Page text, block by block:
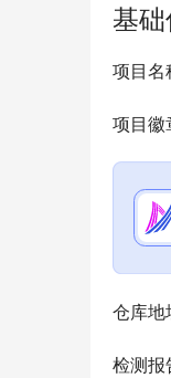
基
项目
项目徽
仓库地
检测报